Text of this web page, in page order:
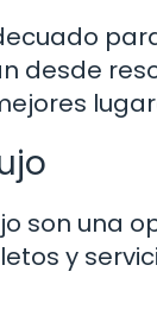
desde
son una
y